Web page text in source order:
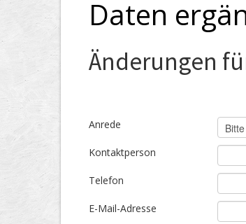
Daten
Änderungen
Anrede
Kontaktperson
Telefon
E-Mail-Adresse